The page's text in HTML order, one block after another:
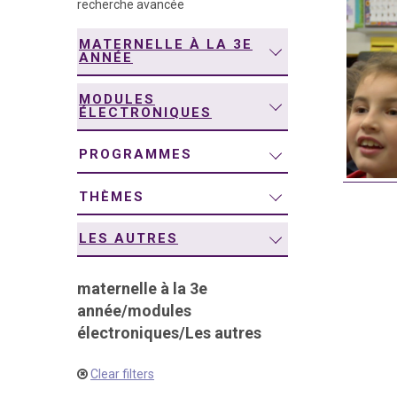
recherche avancée
MATERNELLE À LA 3E
ANNÉE
MODULES
ÉLECTRONIQUES
PROGRAMMES
THÈMES
LES AUTRES
maternelle à la 3e
année/modules
électroniques/Les autres
Clear filters